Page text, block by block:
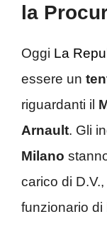
la
Oggi La
essere un
riguardanti il
Arnault. Gli
Milano
carico di
funzionario di